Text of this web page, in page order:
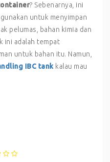
? Sebenarnya, ini
untuk menyimpan
pelumas, bahan kimia dan
ini adalah tempat
untuk bahan itu. Namun,
IBC tank kalau mau